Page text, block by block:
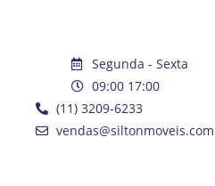
Segunda - Sexta
09:00 17:00
(11) 3209-6233